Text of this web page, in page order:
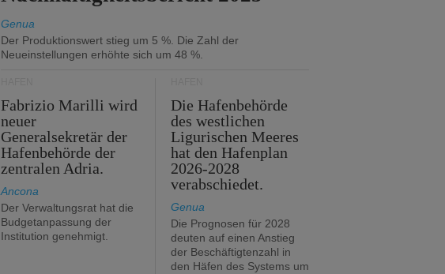
Genua
Der Produktionswert stieg um 5 %. Die Zahl der
Neueinstellungen erhöhte sich um 48 %.
Fabrizio Marilli wird
neuer
Generalsekretär der
Hafenbehörde der
zentralen Adria.
Ancona
Der Verwaltungsrat hat die
Budgetanpassung der
Institution genehmigt.
Die Hafenbehörde
des westlichen
Ligurischen Meeres
hat den Hafenplan
2026-2028
verabschiedet.
Genua
Die Prognosen für 2028
deuten auf einen Anstieg
der Beschäftigtenzahl in
den Häfen des Systems um